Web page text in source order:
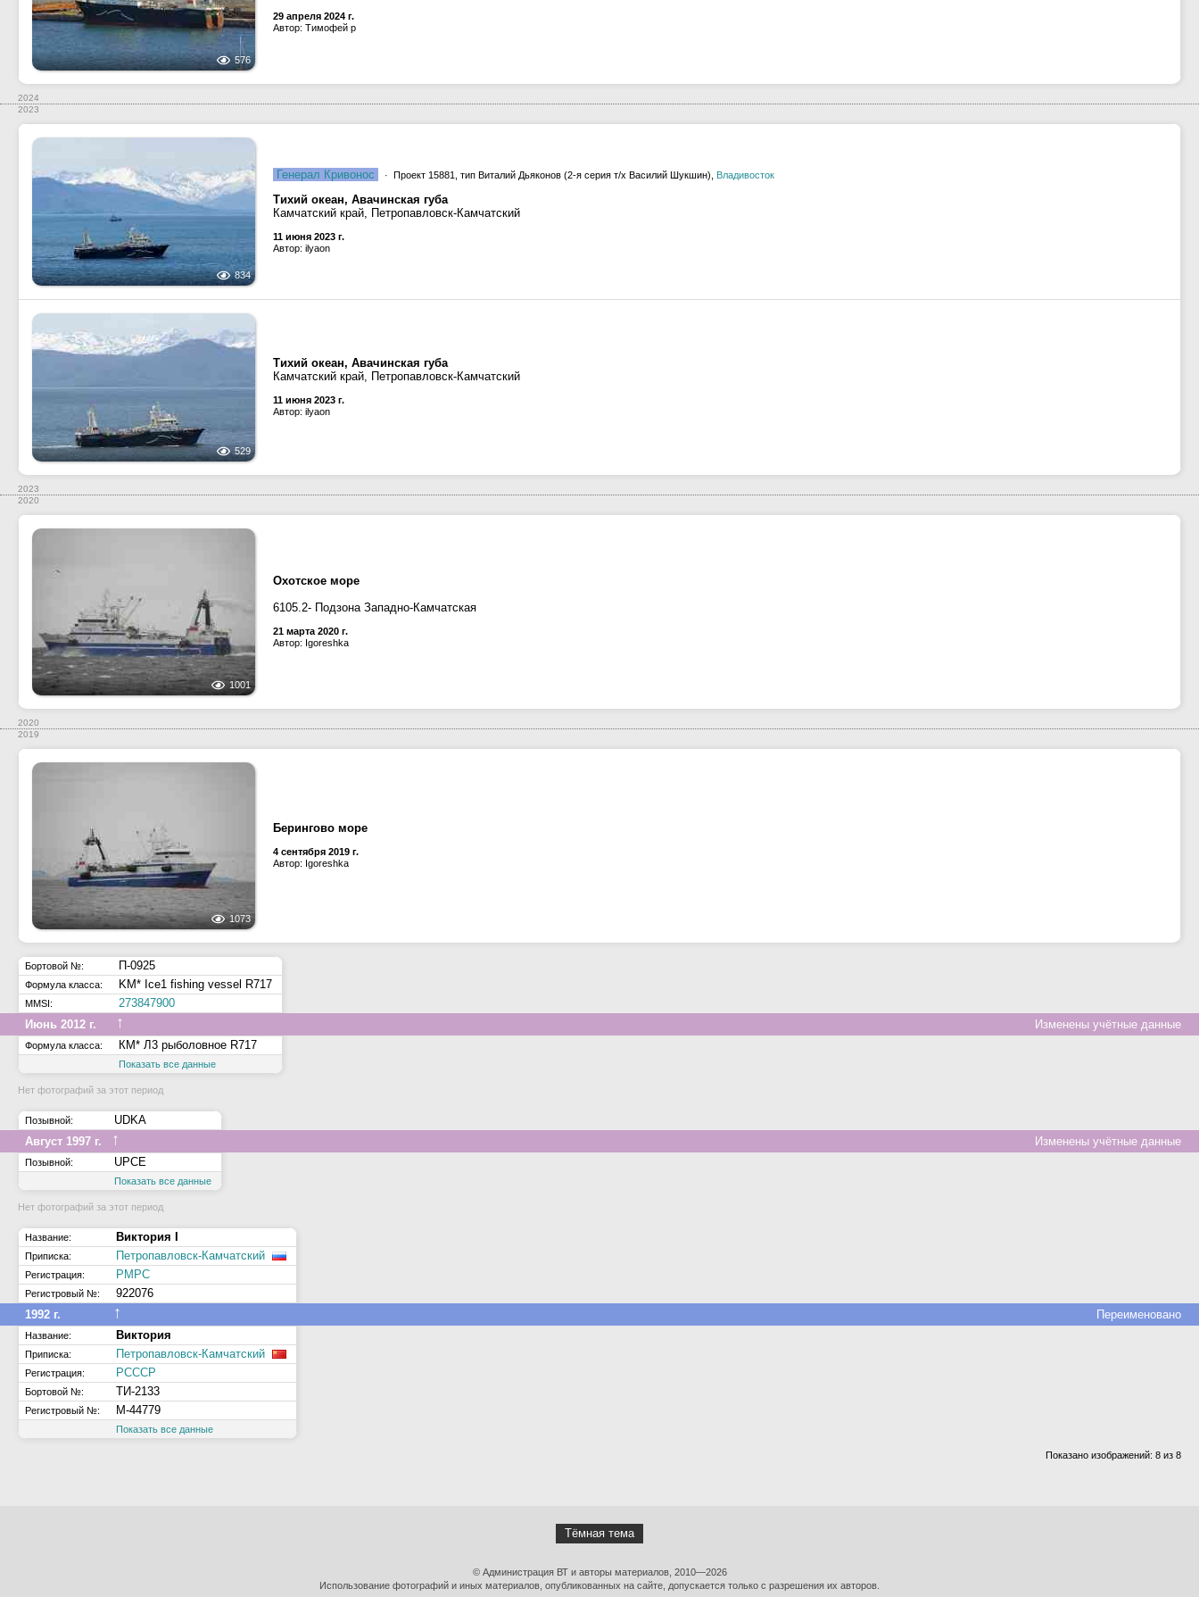
576
29 апреля 2024 г.
Автор: Тимофей р
2024
2023
834
Генерал Кривонос · Проект 15881, тип Виталий Дьяконов (2-я серия т/х Василий Шукшин), Владивосток
Тихий океан, Авачинская губа
Камчатский край, Петропавловск-Камчатский
11 июня 2023 г.
Автор: ilyaon
529
Тихий океан, Авачинская губа
Камчатский край, Петропавловск-Камчатский
11 июня 2023 г.
Автор: ilyaon
2023
2020
1001
Охотское море
6105.2- Подзона Западно-Камчатская
21 марта 2020 г.
Автор: Igoreshka
2020
2019
1073
Берингово море
4 сентября 2019 г.
Автор: Igoreshka
Бортовой №: П-0925
Формула класса: KM* Ice1 fishing vessel R717
MMSI:
273847900
Изменены учётные данные
Июнь 2012 г. ↑
Формула класса: КМ* Л3 рыболовное R717
Показать все данные
Нет фотографий за этот период
Позывной:
UDKA
Изменены учётные данные
Август 1997 г. ↑
Позывной: UPCE
Показать все данные
Нет фотографий за этот период
Название: Виктория I
Приписка: Петропавловск-Камчатский
Регистрация: РМРС
Регистровый №:
922076
Переименовано
1992 г. ↑
Название: Виктория
Приписка: Петропавловск-Камчатский
Регистрация: РСССР
Бортовой №: ТИ-2133
Регистровый №: М-44779
Показать все данные
Показано изображений: 8 из 8
Тёмная тема
© Администрация ВТ и авторы материалов, 2010—2026
Использование фотографий и иных материалов, опубликованных на сайте, допускается только с разрешения их авторов.